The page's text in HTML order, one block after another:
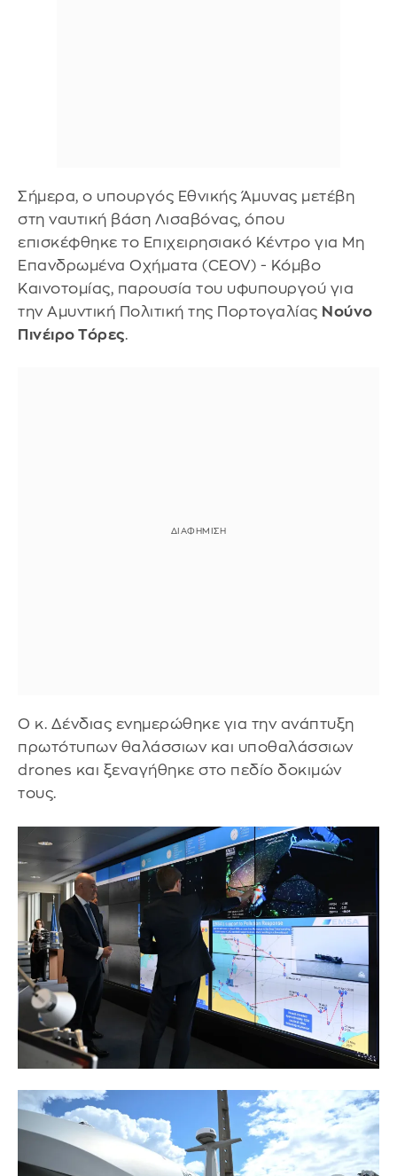
Σήμερα, ο υπουργός Εθνικής Άμυνας μετέβη
στη ναυτική βάση Λισαβόνας, όπου
επισκέφθηκε το Επιχειρησιακό Κέντρο για Μη
Επανδρωμένα Οχήματα (CEOV) - Κόμβο
Καινοτομίας, παρουσία του υφυπουργού για
την Αμυντική Πολιτική της Πορτογαλίας Νούνο
Πινέιρο Τόρες.
Ο κ. Δένδιας ενημερώθηκε για την ανάπτυξη
πρωτότυπων θαλάσσιων και υποθαλάσσιων
drones και ξεναγήθηκε στο πεδίο δοκιμών
τους.